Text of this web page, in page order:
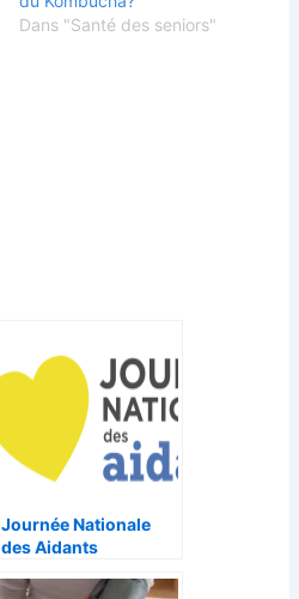
Dans "Santé des seniors"
Journée Nationale
des Aidants